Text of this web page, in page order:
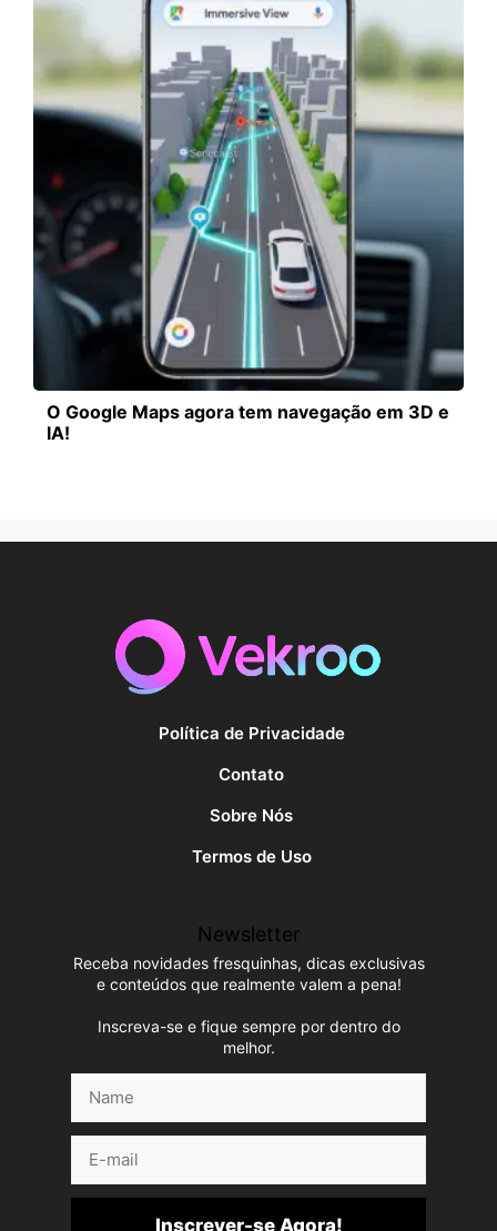
O Google Maps agora tem navegação em 3D e
IA!
Política de Privacidade
Contato
Sobre Nós
Termos de Uso
Newsletter
Receba novidades fresquinhas, dicas exclusivas
e conteúdos que realmente valem a pena!
Inscreva-se e fique sempre por dentro do
melhor.
mail
Inscrever-se Agora!